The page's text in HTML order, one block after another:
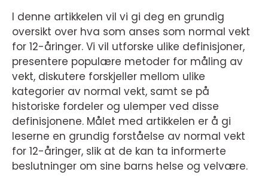
I denne artikkelen vil vi gi deg en grundig
oversikt over hva som anses som normal vekt
for 12-åringer. Vi vil utforske ulike definisjoner,
presentere populære metoder for måling av
vekt, diskutere forskjeller mellom ulike
kategorier av normal vekt, samt se på
historiske fordeler og ulemper ved disse
definisjonene. Målet med artikkelen er å gi
leserne en grundig forståelse av normal vekt
for 12-åringer, slik at de kan ta informerte
beslutninger om sine barns helse og velvære.